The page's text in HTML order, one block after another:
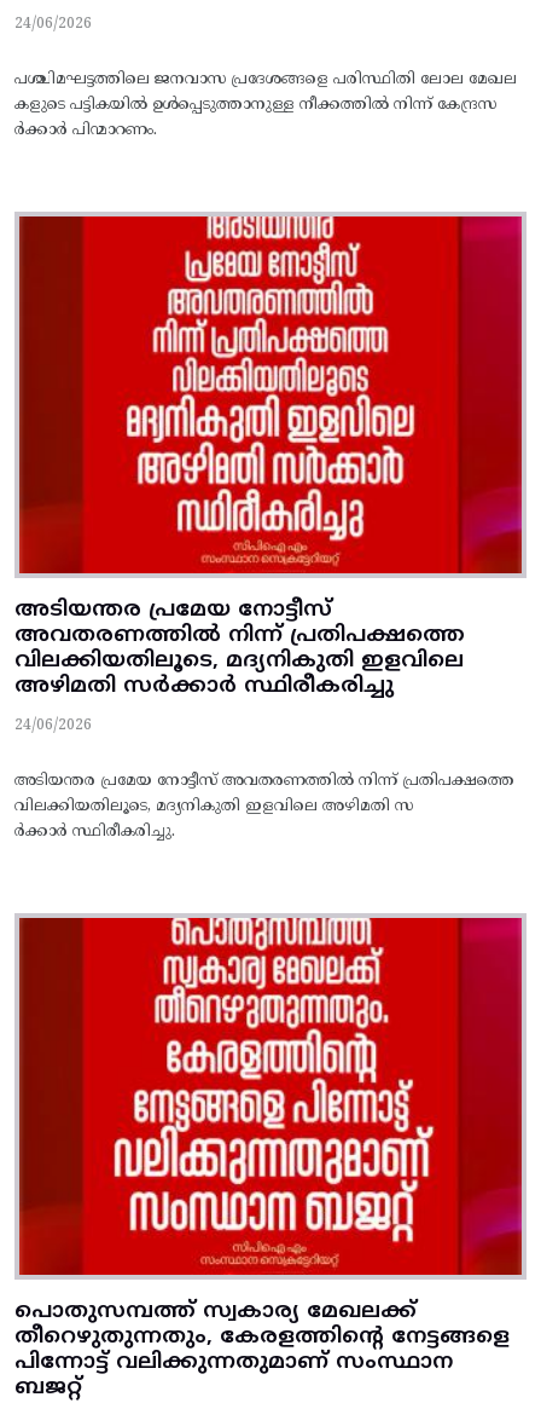
24/06/2026
പശ്ചിമഘട്ടത്തിലെ ജനവാസ പ്രദേശങ്ങളെ പരിസ്ഥിതി ലോല മേഖല
കളുടെ പട്ടികയില്‍ ഉള്‍പ്പെടുത്താനുള്ള നീക്കത്തില്‍ നിന്ന്‌ കേന്ദ്രസ
ര്‍ക്കാര്‍ പിന്മാറണം.
അടിയന്തര പ്രമേയ നോട്ടീസ്‌
അവതരണത്തില്‍ നിന്ന്‌ പ്രതിപക്ഷത്തെ
വിലക്കിയതിലൂടെ, മദ്യനികുതി ഇളവിലെ
അഴിമതി സര്‍ക്കാര്‍ സ്ഥിരീകരിച്ചു
24/06/2026
അടിയന്തര പ്രമേയ നോട്ടീസ്‌ അവതരണത്തില്‍ നിന്ന്‌ പ്രതിപക്ഷത്തെ
വിലക്കിയതിലൂടെ, മദ്യനികുതി ഇളവിലെ അഴിമതി സ
ര്‍ക്കാര്‍ സ്ഥിരീകരിച്ചു.
പൊതുസമ്പത്ത്‌ സ്വകാര്യ മേഖലക്ക്‌
തീറെഴുതുന്നതും, കേരളത്തിന്റെ നേട്ടങ്ങളെ
പിന്നോട്ട്‌ വലിക്കുന്നതുമാണ്‌ സംസ്ഥാന
ബജറ്റ്‌